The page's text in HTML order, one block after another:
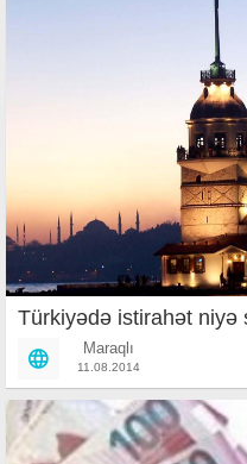
Türkiyədə istirahət niyə
Maraqlı
11.08.2014